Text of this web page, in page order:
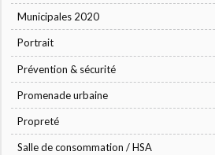
Municipales 2020
Portrait
Prévention & sécurité
Promenade urbaine
Propreté
Salle de consommation / HSA